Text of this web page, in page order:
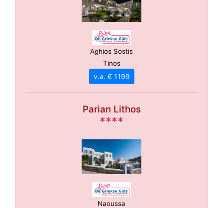
Aghios Sostis
Tinos
v.a. € 1199
Parian Lithos
****
Naoussa